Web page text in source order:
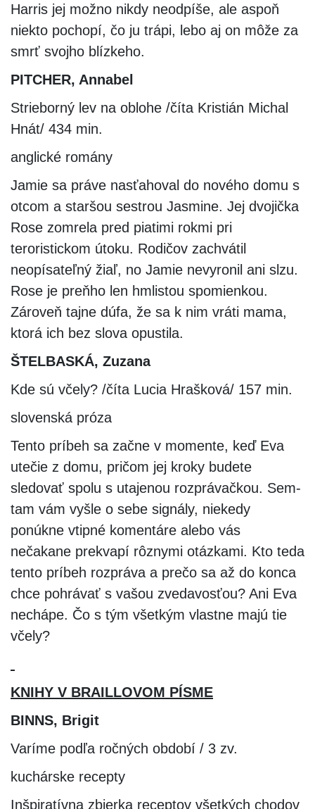
Harris jej možno nikdy neodpíše, ale aspoň
niekto pochopí, čo ju trápi, lebo aj on môže za
smrť svojho blízkeho.
PITCHER, Annabel
Strieborný lev na oblohe /číta Kristián Michal
Hnát/ 434 min.
anglické romány
Jamie sa práve nasťahoval do nového domu s
otcom a staršou sestrou Jasmine. Jej dvojička
Rose zomrela pred piatimi rokmi pri
teroristickom útoku. Rodičov zachvátil
neopísateľný žiaľ, no Jamie nevyronil ani slzu.
Rose je preňho len hmlistou spomienkou.
Zároveň tajne dúfa, že sa k nim vráti mama,
ktorá ich bez slova opustila.
ŠTELBASKÁ, Zuzana
Kde sú včely? /číta Lucia Hrašková/ 157 min.
slovenská próza
Tento príbeh sa začne v momente, keď Eva
utečie z domu, pričom jej kroky budete
sledovať spolu s utajenou rozprávačkou. Sem-
tam vám vyšle o sebe signály, niekedy
ponúkne vtipné komentáre alebo vás
nečakane prekvapí rôznymi otázkami. Kto teda
tento príbeh rozpráva a prečo sa až do konca
chce pohrávať s vašou zvedavosťou? Ani Eva
nechápe. Čo s tým všetkým vlastne majú tie
včely?
KNIHY V BRAILLOVOM PÍSME
BINNS, Brigit
Varíme podľa ročných období / 3 zv.
kuchárske recepty
Inšpiratívna zbierka receptov všetkých chodov